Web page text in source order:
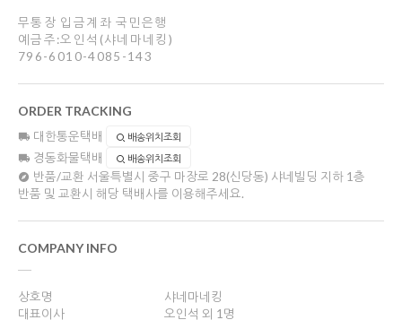
무통장 입금계좌 국민은행
예금주:오인석(샤네마네킹)
796-6010-4085-143
ORDER TRACKING
대한통운택배 배송위치조회
경동화물택배 배송위치조회
반품/교환 서울특별시 중구 마장로 28(신당동) 샤네빌딩 지하 1층
반품 및 교환시 해당 택배사를 이용해주세요.
COMPANY INFO
상호명
샤네마네킹
대표이사
오인석 외 1명